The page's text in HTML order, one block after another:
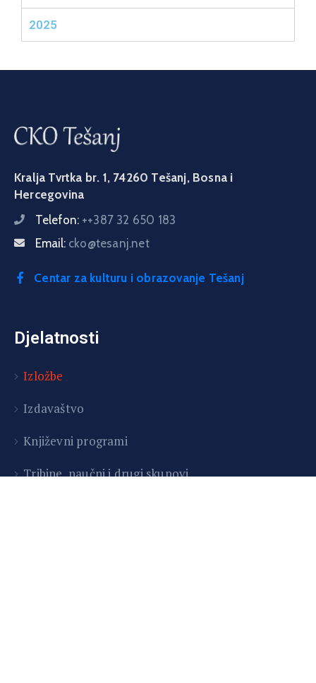
2025
Kralja Tvrtka br. 1, 74260 Tešanj, Bosna i
Hercegovina
Telefon: ++387 32 650 183
Email: cko@tesanj.net
Centar za kulturu i obrazovanje Tešanj
Djelatnosti
Izložbe
Izdavaštvo
Književni programi
Tribine, naučni i drugi skupovi